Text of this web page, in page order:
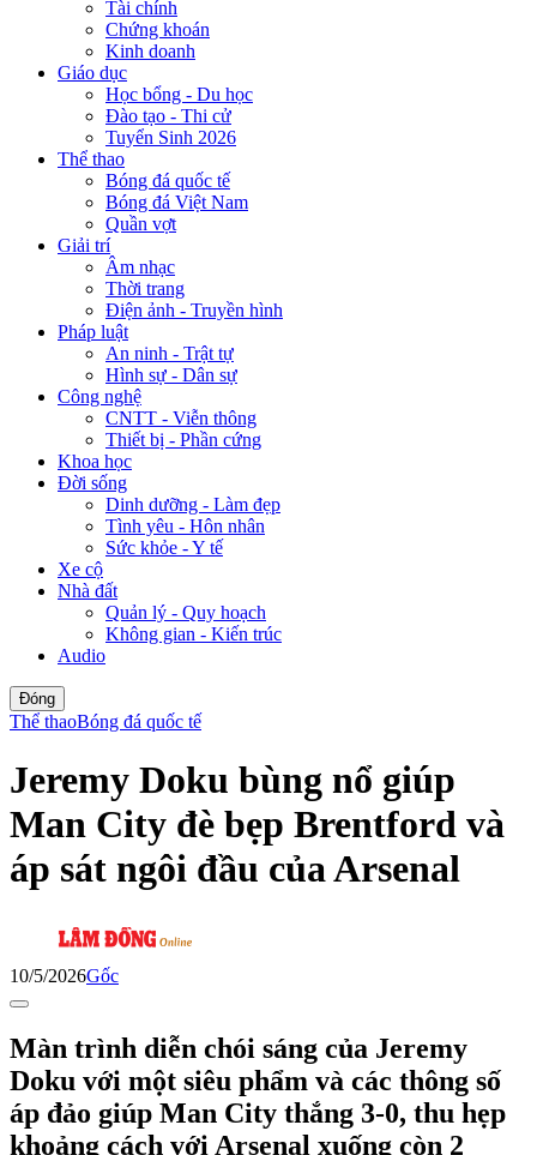
Tài chính
Chứng khoán
Kinh doanh
Giáo dục
Học bổng - Du học
Đào tạo - Thi cử
Tuyển Sinh 2026
Thể thao
Bóng đá quốc tế
Bóng đá Việt Nam
Quần vợt
Giải trí
Âm nhạc
Thời trang
Điện ảnh - Truyền hình
Pháp luật
An ninh - Trật tự
Hình sự - Dân sự
Công nghệ
CNTT - Viễn thông
Thiết bị - Phần cứng
Khoa học
Đời sống
Dinh dưỡng - Làm đẹp
Tình yêu - Hôn nhân
Sức khỏe - Y tế
Xe cộ
Nhà đất
Quản lý - Quy hoạch
Không gian - Kiến trúc
Audio
Đóng
Thể thaoBóng đá quốc tế
Jeremy Doku bùng nổ giúp
Man City đè bẹp Brentford và
áp sát ngôi đầu của Arsenal
10/5/2026Gốc
Màn trình diễn chói sáng của Jeremy
Doku với một siêu phẩm và các thông số
áp đảo giúp Man City thắng 3-0, thu hẹp
khoảng cách với Arsenal xuống còn 2